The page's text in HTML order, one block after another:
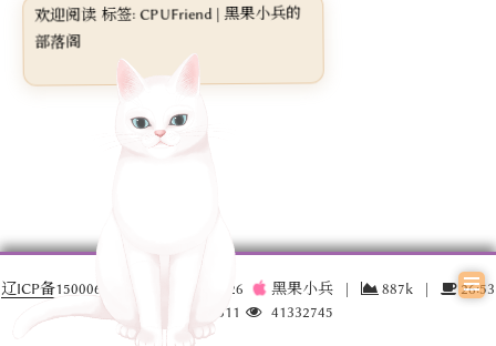
辽ICP备15000696号-3 2026 黑果小兵 | 887k |
26:53
17032311
41332745
欢迎阅读 标签: CPUFriend | 黑果小兵的
部落阁